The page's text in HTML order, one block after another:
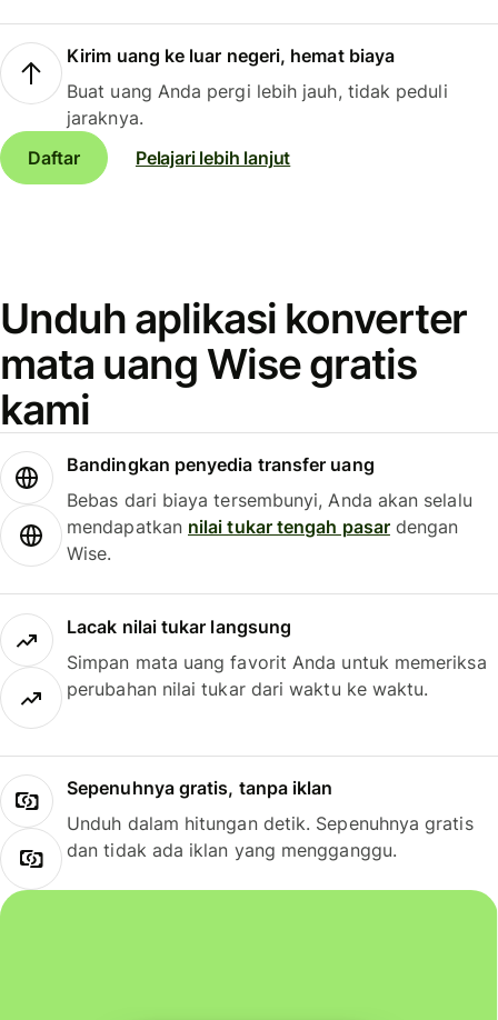
Kirim uang ke luar negeri, hemat biaya
Buat uang Anda pergi lebih jauh, tidak peduli
jaraknya.
Daftar
Pelajari lebih lanjut
Unduh aplikasi konverter
mata uang Wise gratis
kami
Bandingkan penyedia transfer uang
Bebas dari biaya tersembunyi, Anda akan selalu
mendapatkan nilai tukar tengah pasardengan
Wise.
Lacak nilai tukar langsung
Simpan mata uang favorit Anda untuk memeriksa
perubahan nilai tukar dari waktu ke waktu.
Sepenuhnya gratis, tanpa iklan
Unduh dalam hitungan detik. Sepenuhnya gratis
dan tidak ada iklan yang mengganggu.